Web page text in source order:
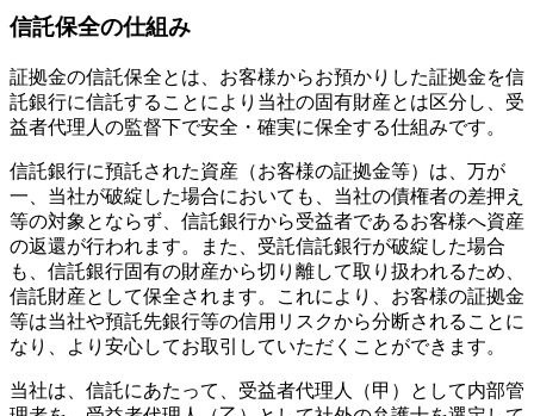
信託保全の仕組み
証拠金の信託保全とは、お客様からお預かりした証拠金を信
託銀行に信託することにより当社の固有財産とは区分し、受
益者代理人の監督下で安全・確実に保全する仕組みです。
信託銀行に預託された資産（お客様の証拠金等）は、万が
一、当社が破綻した場合においても、当社の債権者の差押え
等の対象とならず、信託銀行から受益者であるお客様へ資産
の返還が行われます。また、受託信託銀行が破綻した場合
も、信託銀行固有の財産から切り離して取り扱われるため、
信託財産として保全されます。これにより、お客様の証拠金
等は当社や預託先銀行等の信用リスクから分断されることに
なり、より安心してお取引していただくことができます。
当社は、信託にあたって、受益者代理人（甲）として内部管